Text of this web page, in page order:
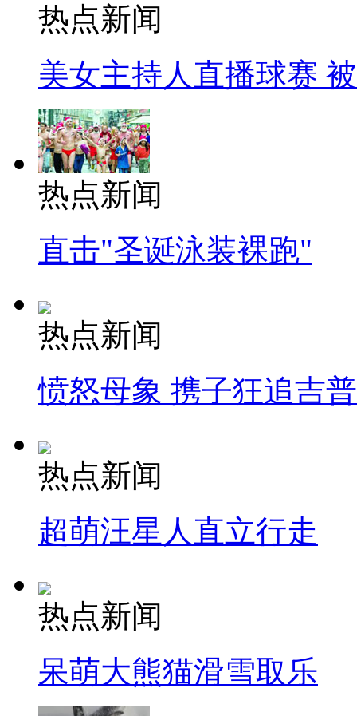
热点新闻
美女主持人直播球赛
热点新闻
直击"圣诞泳装裸跑"
热点新闻
愤怒母象 携子狂追吉
热点新闻
超萌汪星人直立行走
热点新闻
呆萌大熊猫滑雪取乐